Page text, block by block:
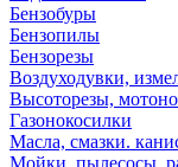
Бензобуры
Бензопилы
Бензорезы
Воздуходувки,
Высоторезы,
Газонокосилки
Масла, смазки.
Мойки, пылесосы,